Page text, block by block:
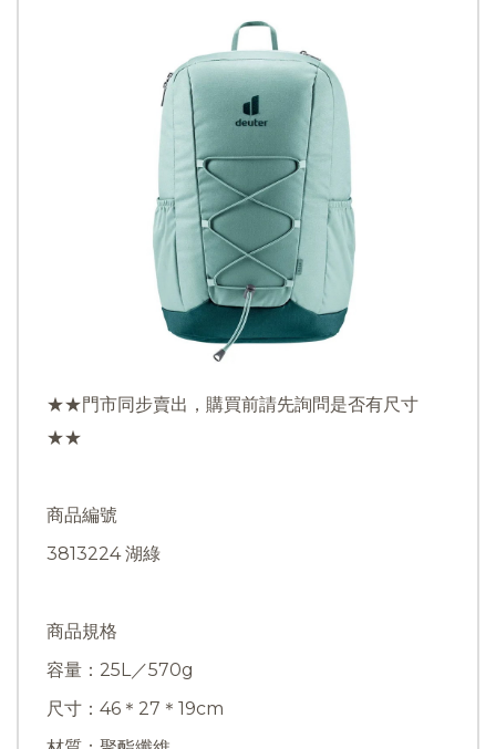
★★門市同步賣出，購買前請先詢問是否有尺寸
★★
商品編號
3813224 湖綠
商品規格
容量：25L／570g
尺寸：46＊27＊19cm